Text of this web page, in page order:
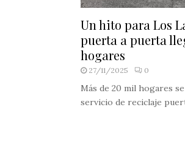
Un hito para Los
puerta a puerta
hogares
27/11/2025 0
Más de 20 mil hogares
servicio de reciclaje